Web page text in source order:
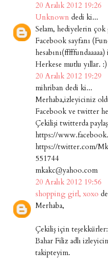
20 Aralık 2012 19:26
Unknown dedi ki...
Selam, hediyelerin
Facebook sayfanı
Herkese mutlu yıllar. :)
20 Aralık 2012 19:29
mihriban dedi ki...
Merhaba,izleyiciniz
Facebook ve twitter
Çekilişi twitterda
https://
https://twitter.com/
551744
mkakc@yahoo.com
20 Aralık 2012 19:56
shopping girl, xoxo
Merhaba,
Çekiliş için
Bahar Filiz adlı
takipteyim.